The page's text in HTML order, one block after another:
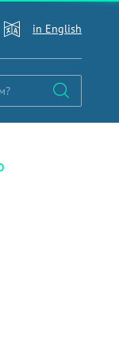
in English